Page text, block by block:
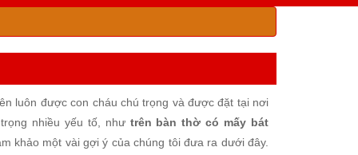
luôn được con cháu chú trọng và được đặt tại nơi
nhiều yếu tố, như trên bàn thờ có mấy bát
khảo một vài gợi ý của chúng tôi đưa ra dưới đây.